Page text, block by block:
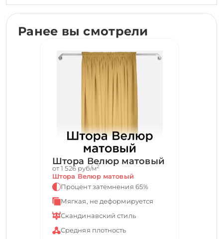
Ранее вы смотрели
Штора Велюр матовый
от 1 526 руб/м2
Штора Велюр матовый
Процент затемнения 65%
Мягкая, не деформируется
Скандинавский стиль
Средняя плотность